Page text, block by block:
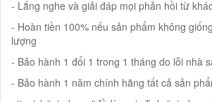
- Lắng nghe và giải đáp mọi phản hồi từ
- Hoàn tiền 100% nếu sản phẩm không
lượng
- Bảo hành 1 đổi 1 trong 1 tháng do lỗi nhà
- Bảo hành 1 năm chính hãng tất cả sản